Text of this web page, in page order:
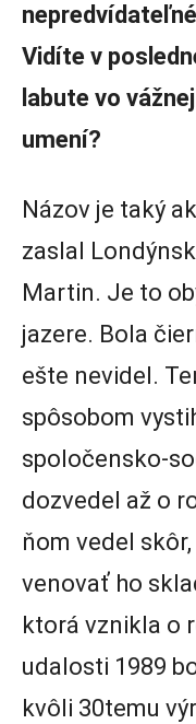
Vidíte v
labute vo
umení?
Názov je taký
zaslal
Martin. Je to
jazere. Bola
ešte nevidel.
spôsobom
spoločensko-
dozvedel až o
ňom vedel
venovať ho
ktorá vznikla o
udalosti 1989
kvôli 30temu